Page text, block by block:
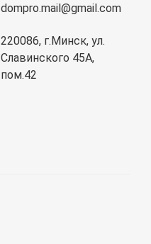
dompro.mail@gmail.com
220086, г.Минск, ул.
Славинского 45А,
пом.42